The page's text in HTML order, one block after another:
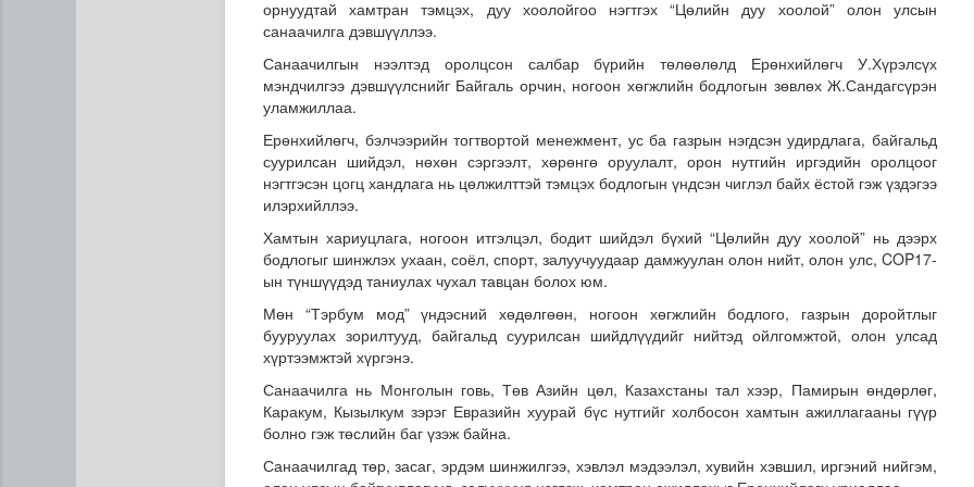
Н.Номтойбаяр: Аймгуудад тулгамдаж буй асуудлуудыг 7 хоног бүр Засгийн газрын х..
орнуудтай хамтран тэмцэх, дуу хоолойгоо нэгтгэх “Цөлийн дуу хоолой” олон улсын
санаачилга дэвшүүллээ.
Санаачилгын нээлтэд оролцсон салбар бүрийн төлөөлөлд Ерөнхийлөгч У.Хүрэлсүх
мэндчилгээ дэвшүүлснийг Байгаль орчин, ногоон хөгжлийн бодлогын зөвлөх Ж.Сандагсүрэн
уламжиллаа.
Ерөнхийлөгч, бэлчээрийн тогтвортой менежмент, ус ба газрын нэгдсэн удирдлага, байгальд
суурилсан шийдэл, нөхөн сэргээлт, хөрөнгө оруулалт, орон нутгийн иргэдийн оролцоог
нэгтгэсэн цогц хандлага нь цөлжилттэй тэмцэх бодлогын үндсэн чиглэл байх ёстой гэж үздэгээ
илэрхийллээ.
Хамтын хариуцлага, ногоон итгэлцэл, бодит шийдэл бүхий “Цөлийн дуу хоолой” нь дээрх
бодлогыг шинжлэх ухаан, соёл, спорт, залуучуудаар дамжуулан олон нийт, олон улс, COP17-
ын түншүүдэд таниулах чухал тавцан болох юм.
Мөн “Тэрбум мод” үндэсний хөдөлгөөн, ногоон хөгжлийн бодлого, газрын доройтлыг
бууруулах зорилтууд, байгальд суурилсан шийдлүүдийг нийтэд ойлгомжтой, олон улсад
хүртээмжтэй хүргэнэ.
Санаачилга нь Монголын говь, Төв Азийн цөл, Казахстаны тал хээр, Памирын өндөрлөг,
Каракум, Кызылкум зэрэг Евразийн хуурай бүс нутгийг холбосон хамтын ажиллагааны гүүр
болно гэж төслийн баг үзэж байна.
Санаачилгад төр, засаг, эрдэм шинжилгээ, хэвлэл мэдээлэл, хувийн хэвшил, иргэний нийгэм,